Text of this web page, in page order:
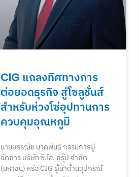
CIG แถลงทิศทางการ
ต่อยอดธุรกิจ สู่โซลูชั่นส์
สำหรับห่วงโซ่อุปทานการ
ควบคุมอุณหภูมิ
นายบรรณัช นาคพันธ์ กรรมการผู้
จัดการ บริษัท ซี.ไอ. กรุ๊ป จำกัด
(มหาชน) หรือ CIG ผู้นำด้านอุปกรณ์